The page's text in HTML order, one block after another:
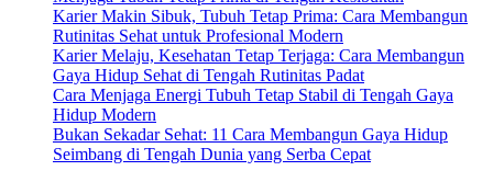
Karier Makin Sibuk, Tubuh Tetap Prima: Cara Membangun
Rutinitas Sehat untuk Profesional Modern
Karier Melaju, Kesehatan Tetap Terjaga: Cara Membangun
Gaya Hidup Sehat di Tengah Rutinitas Padat
Cara Menjaga Energi Tubuh Tetap Stabil di Tengah Gaya
Hidup Modern
Bukan Sekadar Sehat: 11 Cara Membangun Gaya Hidup
Seimbang di Tengah Dunia yang Serba Cepat